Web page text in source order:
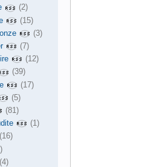
(2)
(15)
(3)
(7)
(12)
(39)
(17)
(5)
(81)
(1)
(16)
(4)